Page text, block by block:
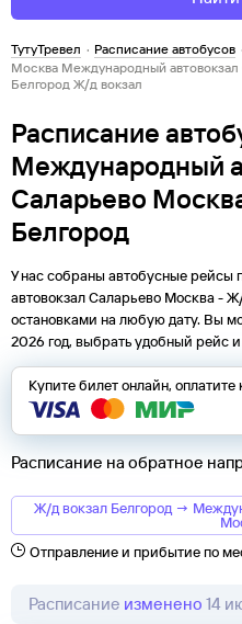
ТутуТревел · Расписание автобусов ·
Москва Международный
Белгород Ж/д вокзал
Расписание
Международный
Саларьево
Белгород
У нас собраны автобусные
автовокзал Саларьево Москва -
остановками на любую дату. Вы
2026 год, выбрать удобный рейс
Купите билет онлайн, оплатите
Расписание на обратное
Ж/д вокзал Белгород →
Отправление и прибытие по
Расписание изменено 14